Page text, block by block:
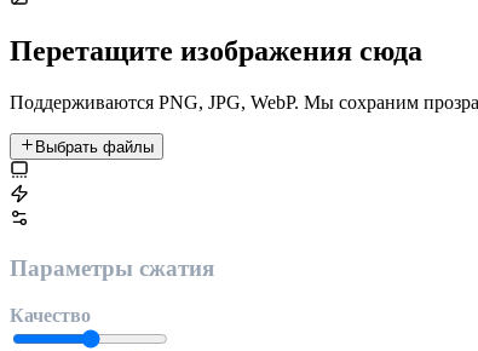
Перетащите изображения сюда
Поддерживаются PNG, JPG, WebP. Мы сохраним
Выбрать файлы
Параметры сжатия
Качество